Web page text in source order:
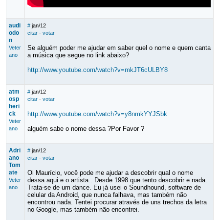
audi
odo
n
Veter
ano
# jan/12
citar· votar
Se alguém poder me ajudar em saber quel o nome e quem canta
a música que segue no link abaixo?
http://www.youtube.com/watch?v=mkJT6cULBY8
atm
osp
heri
ck
Veter
ano
# jan/12
citar· votar
http://www.youtube.com/watch?v=y8nmkYYJSbk
alguém sabe o nome dessa ?Por Favor ?
Adri
ano
Tom
ate
Veter
ano
# jan/12
citar· votar
Oi Maurício, você pode me ajudar a descobrir qual o nome
dessa aqui e o artista.. Desde 1998 que tento descobrir e nada.
Trata-se de um dance. Eu já usei o Soundhound, software de
celular da Android, que nunca falhava, mas também não
encontrou nada. Tentei procurar através de uns trechos da letra
no Google, mas também não encontrei.